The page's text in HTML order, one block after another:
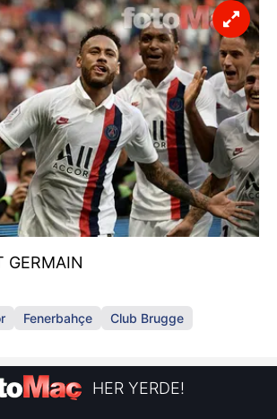
GERMAIN
Fenerbahçe Club Brugge
HER YERDE!